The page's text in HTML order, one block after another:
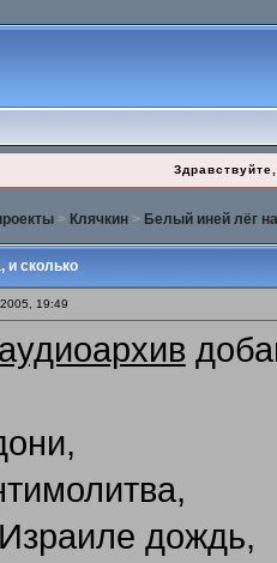
> Клячкин> Белый иней лёг
и сколько
19:49
аудиоархив
дождь,